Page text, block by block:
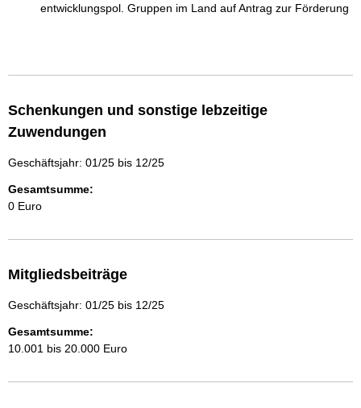
entwicklungspol. Gruppen im Land auf Antrag zur Förderung
Schenkungen und sonstige lebzeitige
Zuwendungen
Geschäftsjahr: 01/25 bis 12/25
Gesamtsumme:
0 Euro
Mitgliedsbeiträge
Geschäftsjahr: 01/25 bis 12/25
Gesamtsumme:
10.001 bis 20.000 Euro